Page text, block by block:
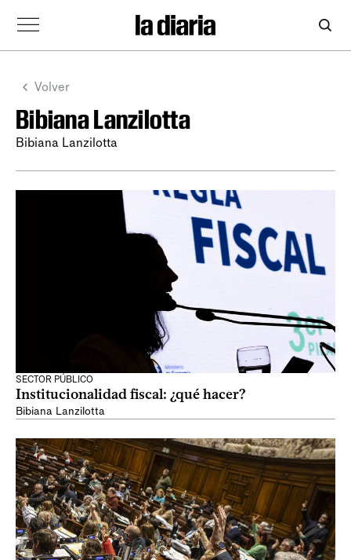
Volver
Bibiana Lanzilotta
Bibiana Lanzilotta
SECTOR PÚBLICO
Institucionalidad fiscal: ¿qué hacer?
Bibiana Lanzilotta